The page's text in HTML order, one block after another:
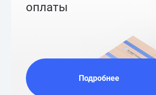
оплаты
Подробнее